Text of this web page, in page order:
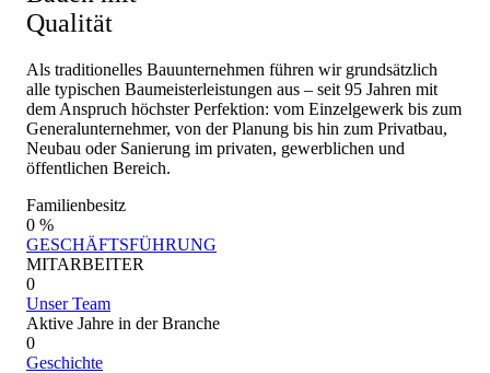
Qualität
Als traditionelles Bauunternehmen führen wir grundsätzlich
alle typischen Baumeisterleistungen aus – seit 95 Jahren mit
dem Anspruch höchster Perfektion: vom Einzelgewerk bis zum
Generalunternehmer, von der Planung bis hin zum Privatbau,
Neubau oder Sanierung im privaten, gewerblichen und
öffentlichen Bereich.
Familienbesitz
0 %
GESCHÄFTSFÜHRUNG
MITARBEITER
0
Unser Team
Aktive Jahre in der Branche
0
Geschichte